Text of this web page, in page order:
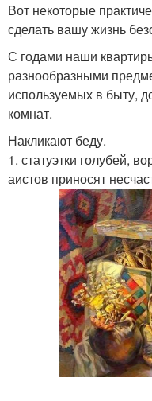
Вот некоторые
сделать вашу жизнь
С годами наши
разнообразными
используемых в быту,
комнат.
Накликают беду.
1. статуэтки голубей,
аистов приносят